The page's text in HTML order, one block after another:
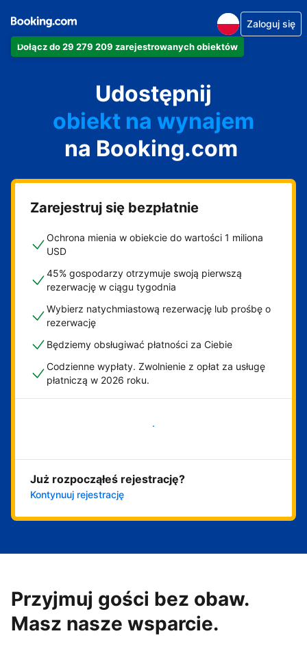
Dołącz do 29 279 209 zarejestrowanych obiektów
Zaloguj się
Udostępnij
apartament
hotel
obiekt na wynajem
wakacyjny
pensjonat
obiekt B&B
na Booking.com
Zarejestruj się bezpłatnie
Ochrona mienia w obiekcie do wartości 1 miliona
USD
45% gospodarzy otrzymuje swoją pierwszą
rezerwację w ciągu tygodnia
Wybierz natychmiastową rezerwację lub prośbę o
rezerwację
Będziemy obsługiwać płatności za Ciebie
Codzienne wypłaty. Zwolnienie z opłat za usługę
płatniczą w 2026 roku.
Zacznij już teraz
Już rozpocząłeś rejestrację?
Kontynuuj rejestrację
Przyjmuj gości bez obaw.
Masz nasze wsparcie.